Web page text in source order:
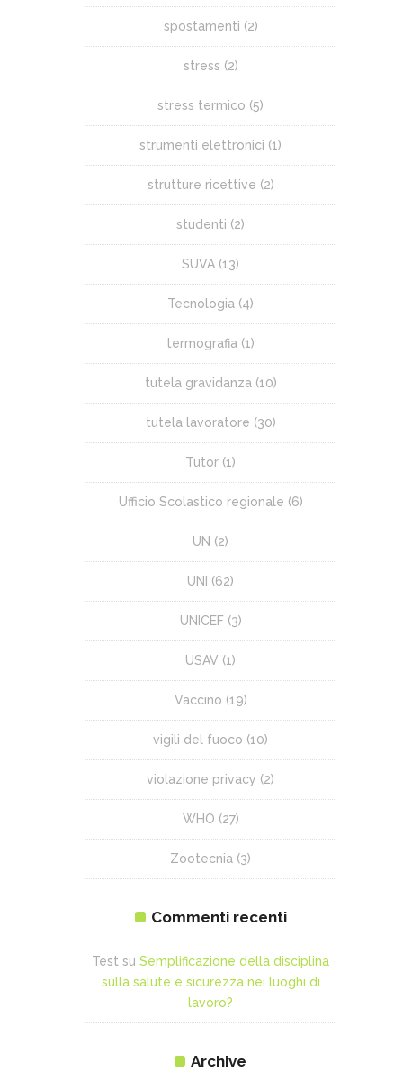
spostamenti (2)
stress (2)
stress termico (5)
strumenti elettronici (1)
strutture ricettive (2)
studenti (2)
SUVA (13)
Tecnologia (4)
termografia (1)
tutela gravidanza (10)
tutela lavoratore (30)
Tutor (1)
Ufficio Scolastico regionale (6)
UN (2)
UNI (62)
UNICEF(3)
USAV (1)
Vaccino (19)
vigili del fuoco (10)
violazione privacy (2)
WHO (27)
Zootecnia (3)
Commenti recenti
Test su Semplificazione della disciplina
sulla salute e sicurezza nei luoghi di
lavoro?
Archive